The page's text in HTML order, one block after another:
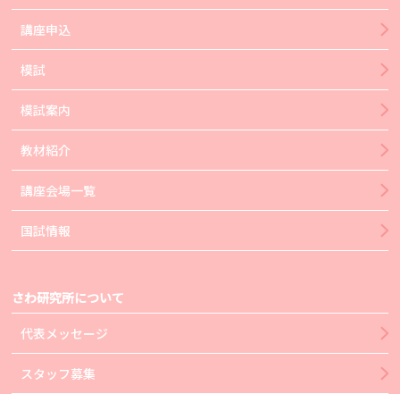
講座申込
模試
模試案内
教材紹介
講座会場一覧
国試情報
さわ研究所について
代表メッセージ
スタッフ募集